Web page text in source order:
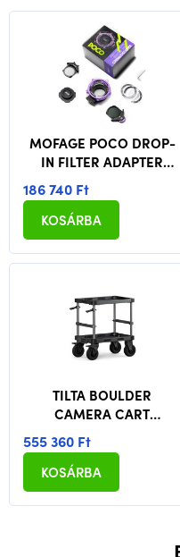
MOFAGE POCO DROP-
IN FILTER ADAPTER
STANDARD KIT - E
MOUNT
186 740 Ft
KOSÁRBA
TILTA BOULDER
CAMERA CART
(ALUMINUM) - GRAY
555 360 Ft
KOSÁRBA